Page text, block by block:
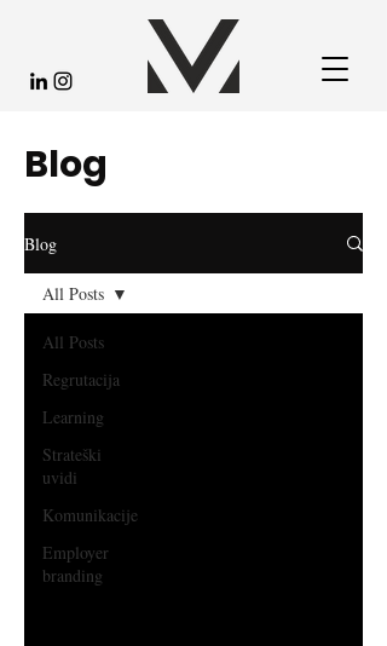
Blog
All Posts
Regrutacija
Learning
Strateški
uvidi
Komunikacije
Employer
branding
All Posts
Blog